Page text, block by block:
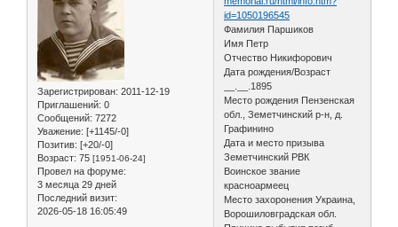
Зарегистрирован: 2011-12-19
Приглашений: 0
Сообщений: 7272
Уважение: [+1145/-0]
Позитив: [+20/-0]
Возраст: 75 [1951-06-24]
Провел на форуме:
3 месяца 29 дней
Последний визит:
2026-05-18 16:05:49
id=1050196545
Фамилия Паршиков
Имя Петр
Отчество Никифорович
Дата рождения/Возраст
__.__.1895
Место рождения Пензенская
обл., Земетчинский р-н, д.
Графинино
Дата и место призыва
Земетчинский РВК
Воинское звание
красноармеец
Место захоронения Украина,
Ворошиловградская обл.